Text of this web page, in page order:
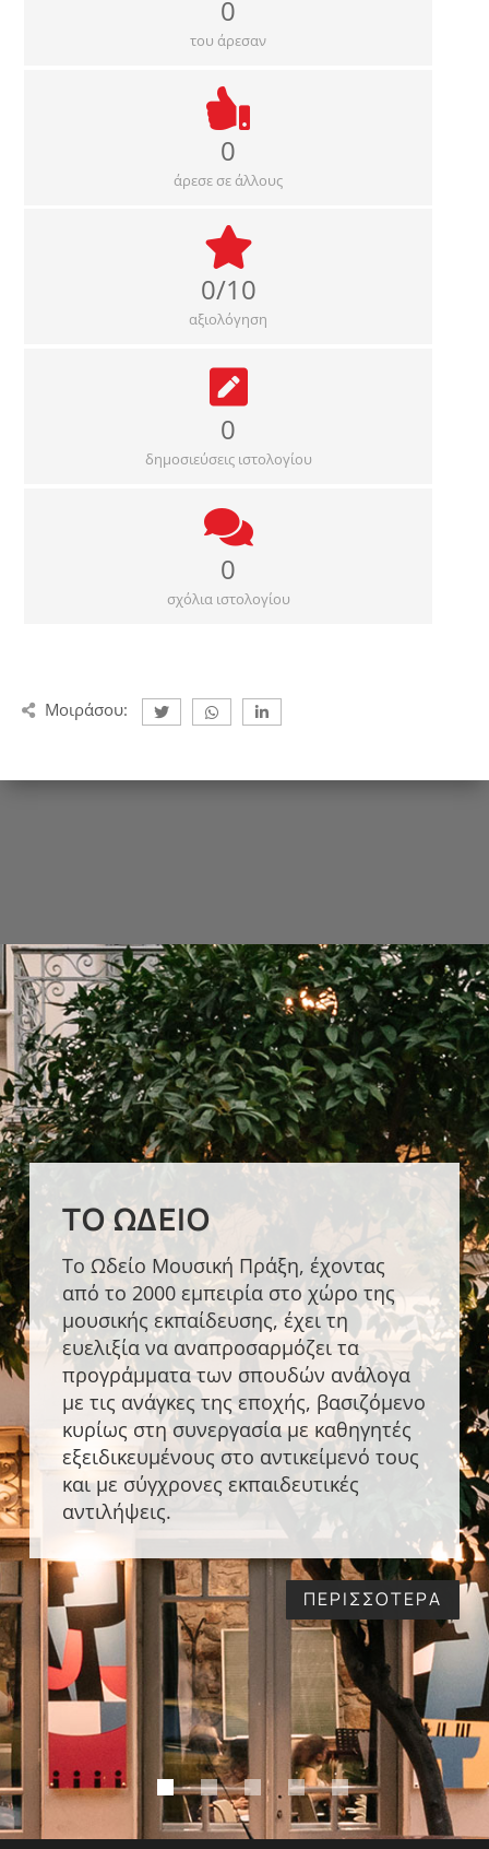
0
του άρεσαν
0
άρεσε σε άλλους
0/10
αξιολόγηση
0
δημοσιεύσεις ιστολογίου
0
σχόλια ιστολογίου
Μοιράσου:
ΤΟ ΩΔΕΊΟ
Το Ωδείο Μουσική Πράξη, έχοντας
από το 2000 εμπειρία στο χώρο της
μουσικής εκπαίδευσης, έχει τη
ευελιξία να αναπροσαρμόζει τα
προγράμματα των σπουδών ανάλογα
με τις ανάγκες της εποχής, βασιζόμενο
κυρίως στη συνεργασία με καθηγητές
εξειδικευμένους στο αντικείμενό τους
και με σύγχρονες εκπαιδευτικές
αντιλήψεις.
ΠΕΡΙΣΣΟΤΕΡΑ